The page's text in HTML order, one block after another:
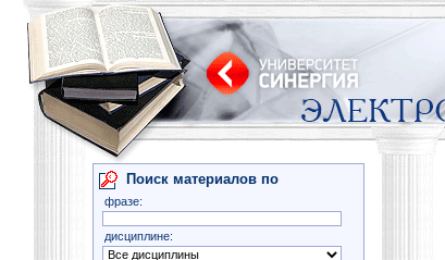
Поиск материалов по
фразе:
дисциплине: